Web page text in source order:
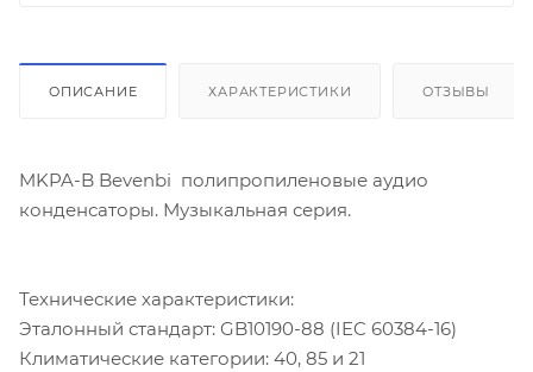
ОПИСАНИЕ ХАРАКТЕРИСТИКИ ОТЗЫВЫ
MKPA-B Bevenbi полипропиленовые аудио
конденсаторы. Музыкальная серия.
Технические характеристики:
Эталонный стандарт: GB10190-88 (IEC 60384-16)
Климатические категории: 40, 85 и 21